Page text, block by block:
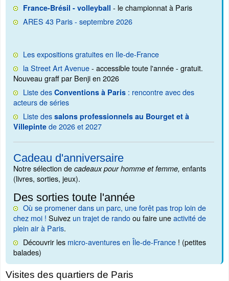
France-Brésil - volleyball - le championnat à Paris
ARES 43 Paris - septembre 2026
Les expositions gratuites en Ile-de-France
la Street Art Avenue- accessible toute l'année - gratuit.
Nouveau graff par Benji en 2026
Liste des Conventions à Paris : rencontre avec des
acteurs de séries
Liste des salons professionnels au Bourget et à
Villepinte de 2026 et 2027
Cadeau d'anniversaire
Notre sélection de cadeaux pour homme et femme, enfants
(livres, sorties, jeux).
Des sorties toute l'année
Où se promener dans un parc, une forêt pas trop loin de
chez moi ! Suivez un trajet de randoou faire uneactivité de
plein air à Paris.
Découvrir les micro-aventures en Île-de-France ! (petites
balades)
Visites des quartiers de Paris